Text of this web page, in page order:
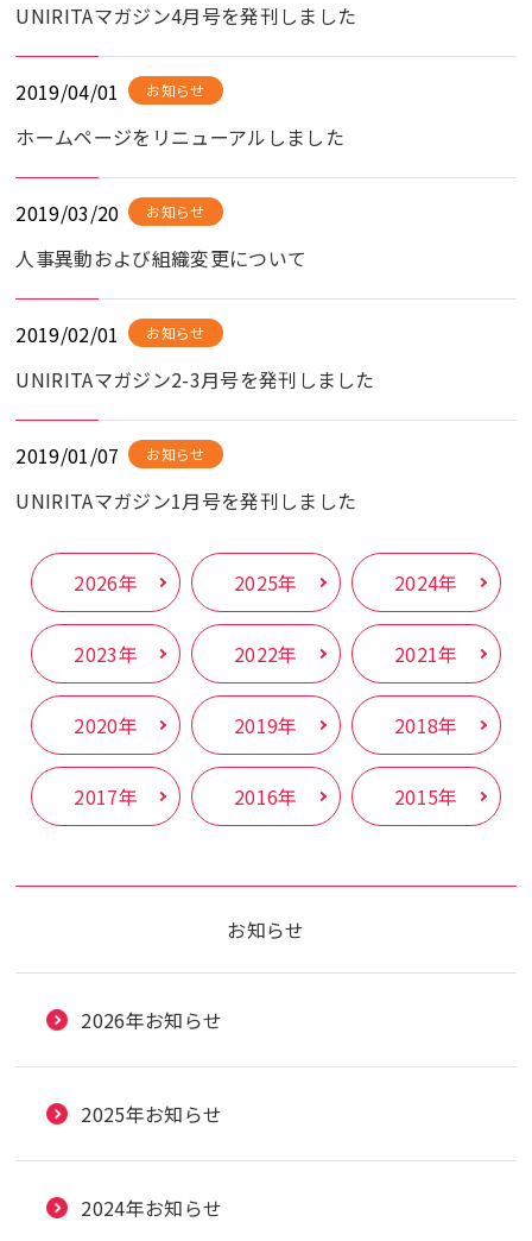
UNIRITAマガジン4月号を発刊しました
2019/04/01 お知らせ
ホームページをリニューアルしました
2019/03/20 お知らせ
人事異動および組織変更について
2019/02/01 お知らせ
UNIRITAマガジン2-3月号を発刊しました
2019/01/07 お知らせ
UNIRITAマガジン1月号を発刊しました
2026年 2025年 2024年
2023年 2022年 2021年
2020年 2019年 2018年
2017年 2016年 2015年
お知らせ
2026年お知らせ
2025年お知らせ
2024年お知らせ